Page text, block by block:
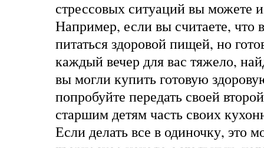
стрессовых ситуаций вы можете
Например, если вы считаете, что
питаться здоровой пищей, но
каждый вечер для вас тяжело,
вы могли купить готовую
попробуйте передать своей
старшим детям часть своих
Если делать все в одиночку, это